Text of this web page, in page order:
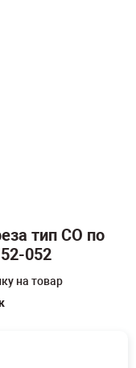
тип СО по
052